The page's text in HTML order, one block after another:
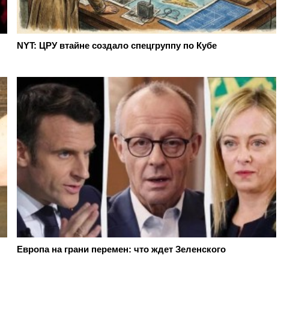
NYT: ЦРУ втайне создало спецгруппу по Кубе
Европа на грани перемен: что ждет Зеленского